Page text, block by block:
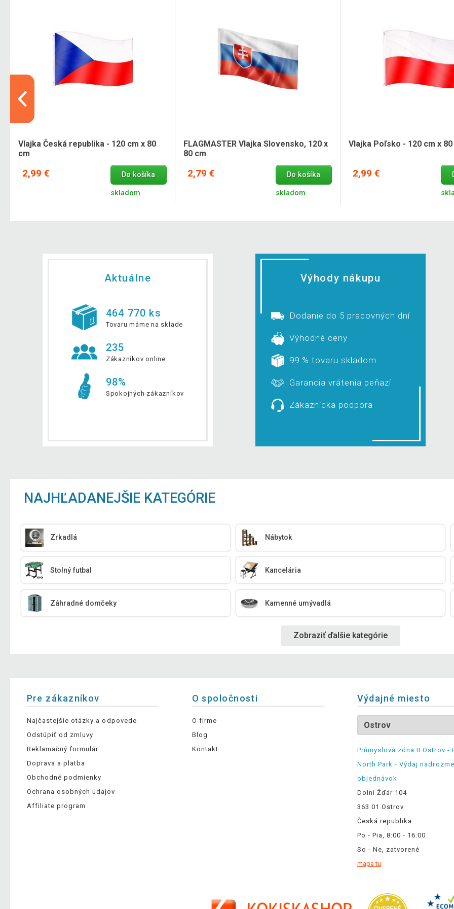
Vlajka Rakúsko -
Vlajka Švédsko -
Vlajka Taliansko -
Vlajka Česká republika - 120 cm x 80
cm
2,99 € Do košíka
skladom
FLAGMASTER Vlajka Slovensko, 120 x
80 cm
2,79 € Do košíka
skladom
Vlajka Poľsko - 120 cm x 80
2,99 €
Aktuálne
464 770 ks
Tovaru máme na sklade
235
Zákazníkov online
98%
Spokojných zákazníkov
Výhody nákupu
Dodanie do 5 pracovných dní
Výhodné ceny
99 % tovaru skladom
Garancia vrátenia peňazí
Zákaznícka podpora
NAJHĽADANEJŠIE KATEGÓRIE
Zrkadlá Nábytok
Stolný futbal Kancelária
Záhradné domčeky Kamenné umývadlá
Zobraziť ďalšie kategórie
Pre zákazníkov
Najčastejšie otázky a odpovede
Odstúpiť od zmluvy
Reklamačný formulár
Doprava a platba
Obchodné podmienky
Ochrana osobných údajov
Affiliate program
O spoločnosti
O firme
Blog
Kontakt
Výdajné miesto
Průmyslová zóna II Ostrov -
North Park - Výdaj
objednávok
Dolní Žďár 104
363 01 Ostrov
Česká republika
Po - Pia, 8:00 - 16:00
So - Ne, zatvorené
mapa tu